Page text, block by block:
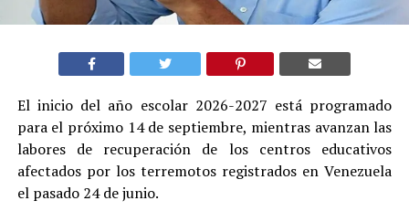
El inicio del año escolar 2026-2027 está programado
para el próximo 14 de septiembre, mientras avanzan las
labores de recuperación de los centros educativos
afectados por los terremotos registrados en Venezuela
el pasado 24 de junio.